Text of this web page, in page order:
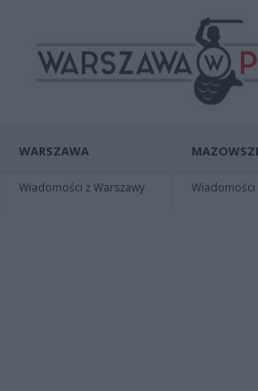
WARSZAWA
Wiadomości z Warszawy Wiadomości